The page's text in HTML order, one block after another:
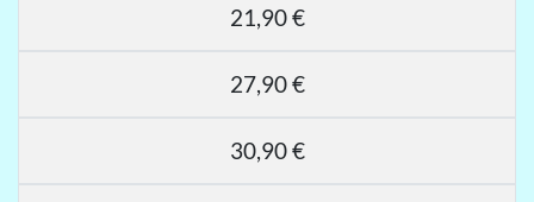
21,90 €
27,90 €
30,90 €